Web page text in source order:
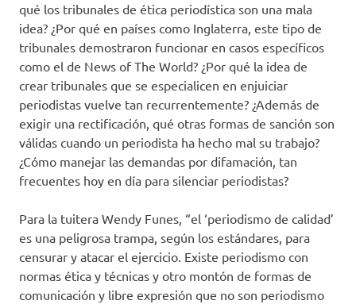
qué los tribunales de ética periodística son una mala
idea? ¿Por qué en países como Inglaterra, este tipo de
tribunales demostraron funcionar en casos específicos
como el de News of The World? ¿Por qué la idea de
crear tribunales que se especialicen en enjuiciar
periodistas vuelve tan recurrentemente? ¿Además de
exigir una rectificación, qué otras formas de sanción son
válidas cuando un periodista ha hecho mal su trabajo?
¿Cómo manejar las demandas por difamación, tan
frecuentes hoy en día para silenciar periodistas?
Para la tuitera Wendy Funes, “el ‘periodismo de calidad’
es una peligrosa trampa, según los estándares, para
censurar y atacar el ejercicio. Existe periodismo con
normas ética y técnicas y otro montón de formas de
comunicación y libre expresión que no son periodismo